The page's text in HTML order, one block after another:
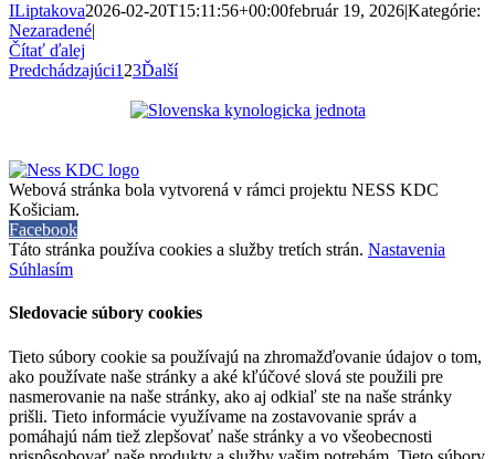
ILiptakova2026-02-20T15:11:56+00:00február 19, 2026|Kategórie:
Nezaradené|
Čítať ďalej
Predchádzajúci1 23Ďalší
Webová stránka bola vytvorená v rámci projektu NESS KDC
Košiciam.
Facebook
Táto stránka používa cookies a služby tretích strán. Nastavenia
Súhlasím
Sledovacie súbory cookies
Tieto súbory cookie sa používajú na zhromažďovanie údajov o tom,
ako používate naše stránky a aké kľúčové slová ste použili pre
nasmerovanie na naše stránky, ako aj odkiaľ ste na naše stránky
prišli. Tieto informácie využívame na zostavovanie správ a
pomáhajú nám tiež zlepšovať naše stránky a vo všeobecnosti